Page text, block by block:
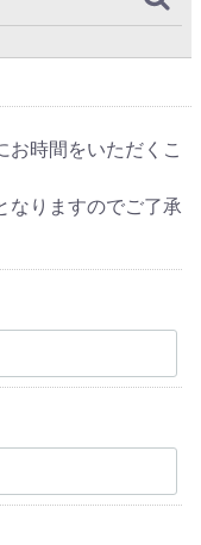
お時間をいただくこ
なりますのでご了承